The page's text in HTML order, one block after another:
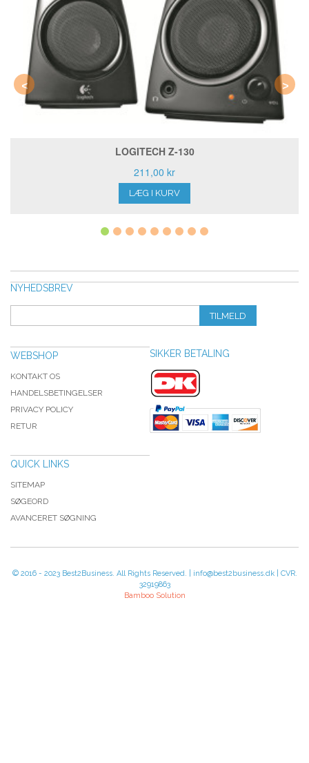
LOGITECH Z-130
211,00 kr
LÆG I KURV
< >
NYHEDSBREV
TILMELD
WEBSHOP
KONTAKT OS
HANDELSBETINGELSER
PRIVACY POLICY
RETUR
QUICK LINKS
SITEMAP
SØGEORD
AVANCERET SØGNING
SIKKER BETALING
© 2016 - 2023 Best2Business. All Rights Reserved. | info@best2business.dk | CVR.
32919863
Bamboo Solution